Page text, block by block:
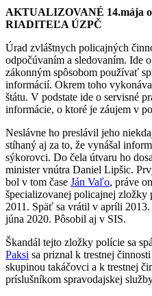
AKTUALIZOVANÉ 14.mája o
RIADITEĽA ÚZPČ
Úrad zvláštnych policajných
odpočúvaním a sledovaním. Ide
zákonným spôsobom používať
informácií. Okrem toho
štátu. V podstate ide o servisné
informácie, o ktoré je záujem v
Neslávne ho preslávil jeho
stíhaný aj za to, že vynášal
sýkorovci. Do čela útvaru ho
minister vnútra Daniel Lipšic.
bol v tom čase Ján Vaľo, práve
špecializovanej policajnej
2011. Späť sa vrátil v apríli
júna 2020. Pôsobil aj v SIS.
Škandál tejto zložky polície sa
Paksi sa priznal k trestnej
skupinou takáčovci a k trestnej
príslušníkom spravodajskej